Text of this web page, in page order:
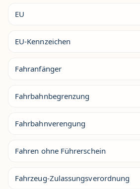
EU
EU-Kennzeichen
Fahranfänger
Fahrbahnbegrenzung
Fahrbahnverengung
Fahren ohne Führerschein
Fahrzeug-Zulassungsverordnung